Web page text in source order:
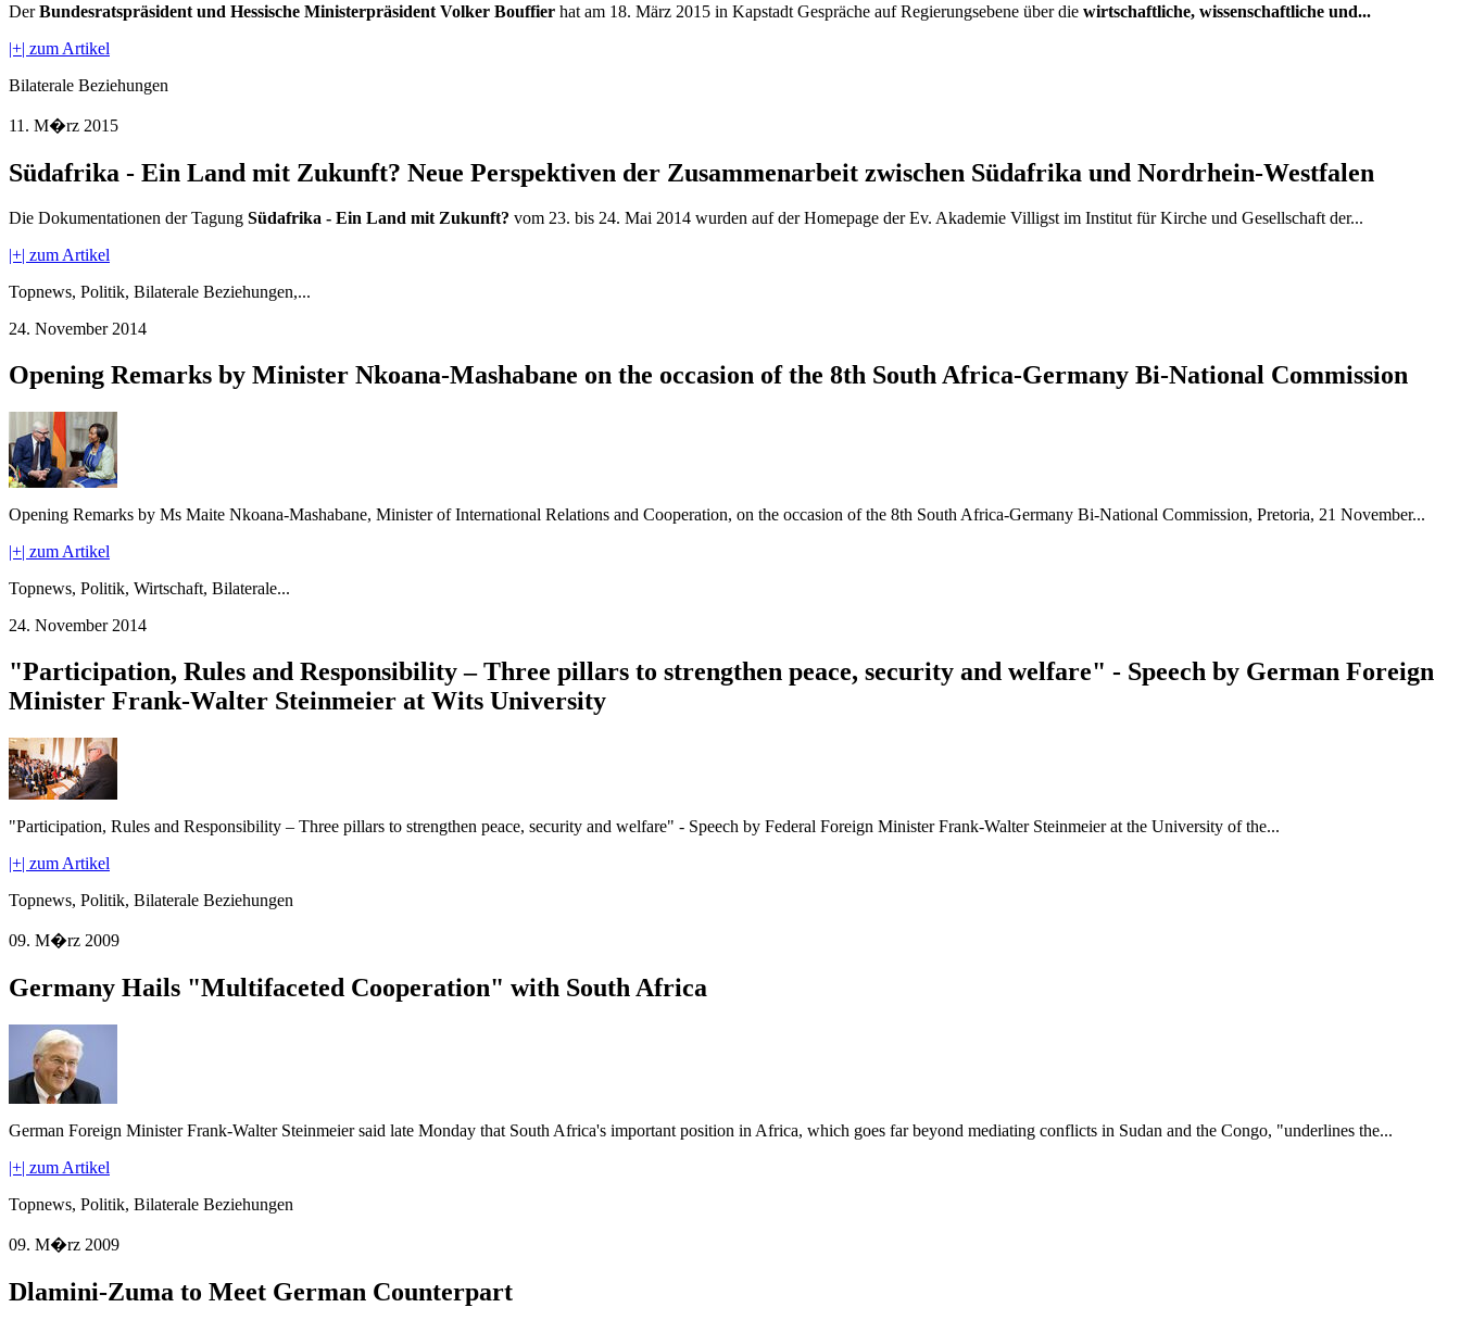
DerBundesratspräsident und Hessische Ministerpräsident Volker Bouffier hat am 18. März 2015 in Kapstadt Gespräche auf Regierungsebene über die wirtschaftliche, wissenschaftliche und...
|+| zum Artikel
Bilaterale Beziehungen
11. M�rz 2015
Südafrika - Ein Land mit Zukunft? Neue Perspektiven der Zusammenarbeit zwischen Südafrika und Nordrhein-Westfalen
Die Dokumentationen der Tagung Südafrika - Ein Land mit Zukunft? vom 23. bis 24. Mai 2014 wurden auf der Homepage der Ev. Akademie Villigst im Institut für Kirche und Gesellschaft der...
|+| zum Artikel
Topnews, Politik, Bilaterale Beziehungen,...
24. November 2014
Opening Remarks by Minister Nkoana-Mashabane on the occasion of the 8th South Africa-Germany Bi-National Commission
Opening Remarks by Ms Maite Nkoana-Mashabane, Minister of International Relations and Cooperation, on the occasion of the 8th South Africa-Germany Bi-National Commission, Pretoria, 21 November...
|+| zum Artikel
Topnews, Politik, Wirtschaft, Bilaterale...
24. November 2014
"Participation, Rules and Responsibility – Three pillars to strengthen peace, security and welfare" - Speech by German Foreign
Minister Frank-Walter Steinmeier at Wits University
"Participation, Rules and Responsibility – Three pillars to strengthen peace, security and welfare" - Speech by Federal Foreign Minister Frank-Walter Steinmeier at the University of the...
|+| zum Artikel
Topnews, Politik, Bilaterale Beziehungen
09. M�rz 2009
Germany Hails "Multifaceted Cooperation" with South Africa
German Foreign Minister Frank-Walter Steinmeier said late Monday that South Africa's important position in Africa, which goes far beyond mediating conflicts in Sudan and the Congo, "underlines the...
|+| zum Artikel
Topnews, Politik, Bilaterale Beziehungen
09. M�rz 2009
Dlamini-Zuma to Meet German Counterpart